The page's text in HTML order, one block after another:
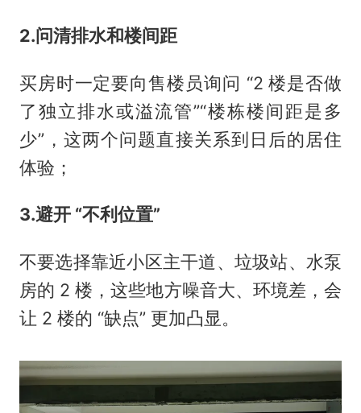
2.问清排水和楼间距
买房时一定要向售楼员询问 “2 楼是否做
了独立排水或溢流管”“楼栋楼间距是多
少”，这两个问题直接关系到日后的居住
体验；
3.避开 “不利位置”
不要选择靠近小区主干道、垃圾站、水泵
房的 2 楼，这些地方噪音大、环境差，会
让 2 楼的 “缺点” 更加凸显。